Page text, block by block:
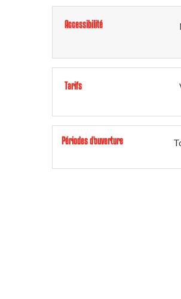
Accessibilité
Tarifs
Périodes d'ouverture